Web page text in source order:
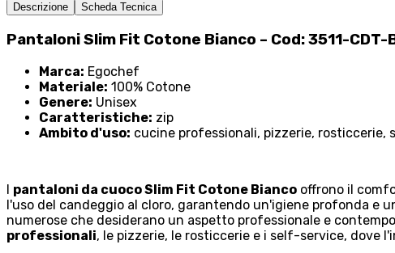
Descrizione Scheda Tecnica
Pantaloni Slim Fit Cotone Bianco – Cod: 3511-CDT-
Marca: Egochef
Materiale: 100% Cotone
Genere: Unisex
Caratteristiche: zip
Ambito d'uso: cucine professionali, pizzerie, rosticcerie,
I pantaloni da cuoco Slim Fit Cotone Bianco offrono il
l'uso del candeggio al cloro, garantendo un'igiene profonda e
numerose che desiderano un aspetto professionale e
professionali, le pizzerie, le rosticcerie e i self-service, dove